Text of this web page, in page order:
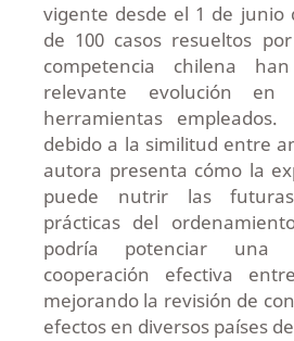
vigente desde el 1 de junio
de 100 casos resueltos
competencia chilena
relevante evolución
herramientas
debido a la similitud entre
autora presenta cómo la
puede nutrir las
prácticas del
podría potenciar una
cooperación efectiva
mejorando la revisión de
efectos en diversos países